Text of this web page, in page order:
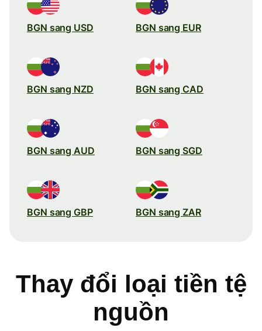
BGN sang USD BGN sang EUR
BGN sang NZD BGN sang CAD
BGN sang AUD BGN sang SGD
BGN sang GBP BGN sang ZAR
Thay đổi loại tiền tệ
nguồn